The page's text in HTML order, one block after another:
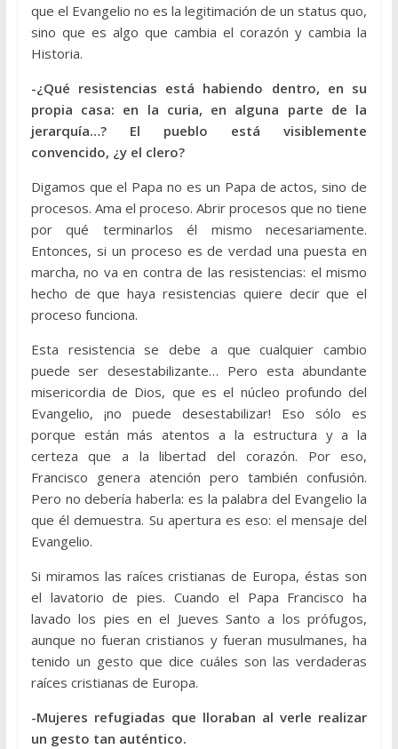
que el Evangelio no es la legitimación de un status quo,
sino que es algo que cambia el corazón y cambia la
Historia.
-¿Qué resistencias está habiendo dentro, en su
propia casa: en la curia, en alguna parte de la
jerarquía…? El pueblo está visiblemente
convencido, ¿y el clero?
Digamos que el Papa no es un Papa de actos, sino de
procesos. Ama el proceso. Abrir procesos que no tiene
por qué terminarlos él mismo necesariamente.
Entonces, si un proceso es de verdad una puesta en
marcha, no va en contra de las resistencias: el mismo
hecho de que haya resistencias quiere decir que el
proceso funciona.
Esta resistencia se debe a que cualquier cambio
puede ser desestabilizante… Pero esta abundante
misericordia de Dios, que es el núcleo profundo del
Evangelio, ¡no puede desestabilizar! Eso sólo es
porque están más atentos a la estructura y a la
certeza que a la libertad del corazón. Por eso,
Francisco genera atención pero también confusión.
Pero no debería haberla: es la palabra del Evangelio la
que él demuestra. Su apertura es eso: el mensaje del
Evangelio.
Si miramos las raíces cristianas de Europa, éstas son
el lavatorio de pies. Cuando el Papa Francisco ha
lavado los pies en el Jueves Santo a los prófugos,
aunque no fueran cristianos y fueran musulmanes, ha
tenido un gesto que dice cuáles son las verdaderas
raíces cristianas de Europa.
-Mujeres refugiadas que lloraban al verle realizar
un gesto tan auténtico.